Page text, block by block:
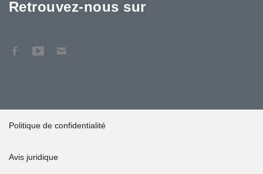
Retrouvez-nous sur
Politique de confidentialité
Avis juridique